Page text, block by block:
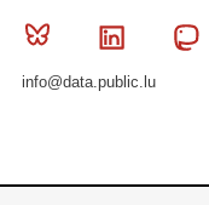
Bluesky Linkedin
info@data.public.lu